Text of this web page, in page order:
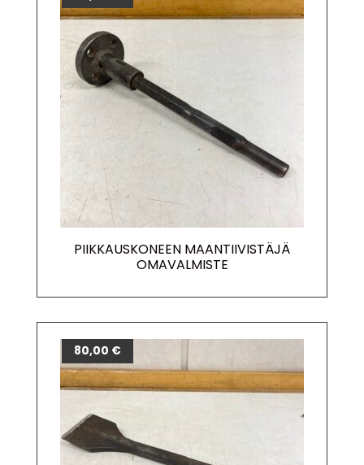
PIIKKAUSKONEEN MAANTIIVISTÄJÄ
OMAVALMISTE
80,00 €